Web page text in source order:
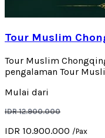
Tour Muslim
Tour Muslim
pengalaman Tour
Mulai dari
IDR 12.900.000
IDR 10.900.000 /Pax